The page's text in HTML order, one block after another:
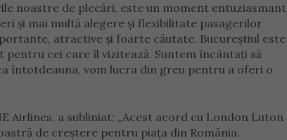
noastre de plecări, este un moment entuziasmant
și mai multă alegere și flexibilitate pasagerilor
atractive și foarte căutate. Bucureștiul este
pentru cei care îl vizitează. Suntem încântați să
întotdeauna, vom lucra din greu pentru a oferi o
Airlines, a subliniat: „Acest acord cu London Luton
de creștere pentru piața din România.